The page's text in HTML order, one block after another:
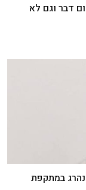
דבר וגם לא
נהרג במתקפת